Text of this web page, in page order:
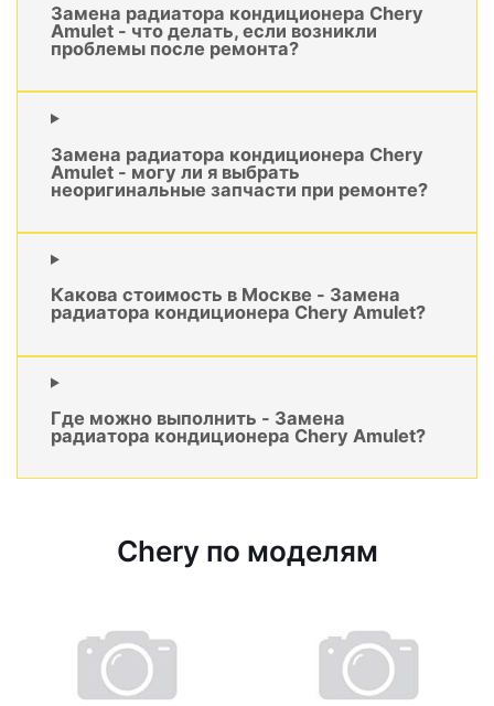
Замена радиатора кондиционера Chery
Amulet - что делать, если возникли
проблемы после ремонта?
Замена радиатора кондиционера Chery
Amulet - могу ли я выбрать
неоригинальные запчасти при ремонте?
Какова стоимость в Москве - Замена
радиатора кондиционера Chery Amulet?
Где можно выполнить - Замена
радиатора кондиционера Chery Amulet?
Chery по моделям